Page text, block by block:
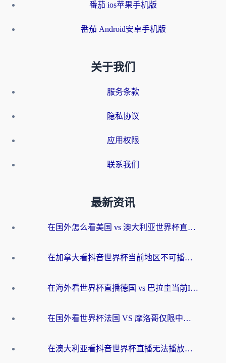
番茄 ios苹果手机版
番茄 Android安卓手机版
关于我们
服务条款
隐私协议
应用权限
联系我们
最新资讯
在国外怎么看美国 vs 澳大利亚世界杯直播？海外党必藏的中文解说观赛指南
在加拿大看抖音世界杯当前地区不可播放？海外党体育观赛终极指南
在海外看世界杯直播德国 vs 巴拉圭当前IP受限制？这篇指南帮你轻松解决地区限制
在国外看世界杯法国 VS 摩洛哥仅限中国大陆？别让地域限制拦下你的欢呼
在澳大利亚看抖音世界杯直播无法播放？海外党体育观赛终极指南来了！